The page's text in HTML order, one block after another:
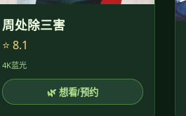
周处除三害
⭐ 8.1
4K蓝光
🌿 想看/预约